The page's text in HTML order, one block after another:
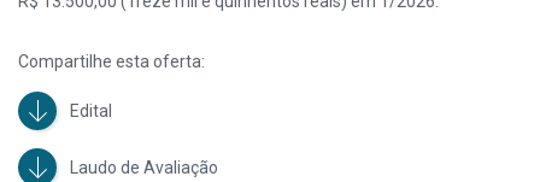
Compartilhe esta oferta:
Edital
Laudo de Avaliação